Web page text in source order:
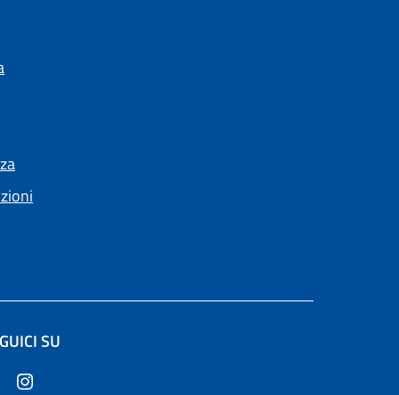
scheda).
SU